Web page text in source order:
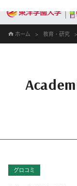
ホーム 教育・研究
グロコミ